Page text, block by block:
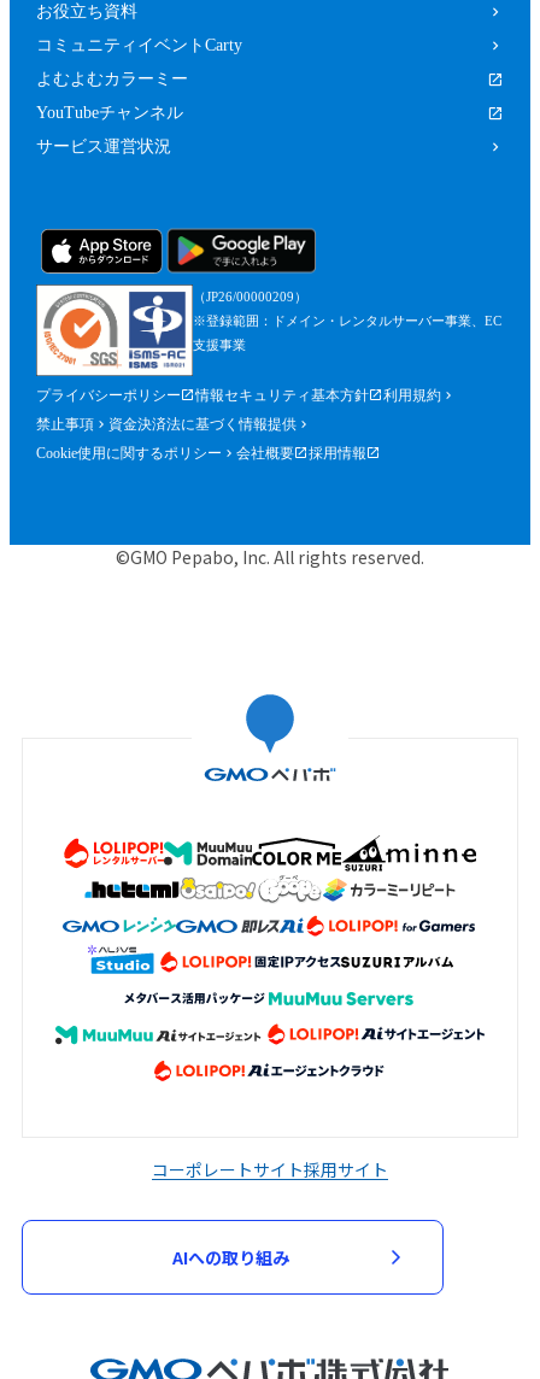
お役立ち資料
コミュニティイベントCarty
よむよむカラーミー
YouTubeチャンネル
サービス運営状況
（JP26/00000209）
※登録範囲：ドメイン・レンタルサーバー事業、EC
支援事業
プライバシーポリシー 情報セキュリティ基本方針
利用規約
禁止事項
資金決済法に基づく情報提供
Cookie使用に関するポリシー
会社概要 採用情報
©GMO Pepabo, Inc. All rights reserved.
コーポレートサイト採用サイト
AIへの取り組み